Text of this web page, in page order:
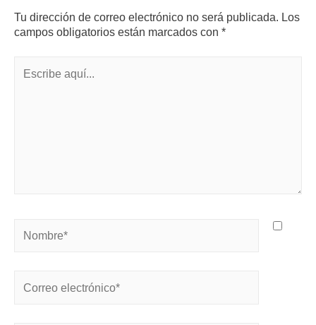
Tu dirección de correo electrónico no será publicada. Los
campos obligatorios están marcados con *